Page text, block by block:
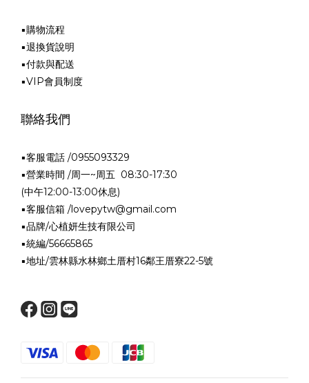
▪購物流程
▪退換貨說明
▪付款與配送
▪VIP會員制度
聯絡我們
▪客服電話 /0955093329
▪營業時間 /周一~周五 08:30-17:30
(中午12:00-13:00休息)
▪客服信箱 /lovepytw@gmail.com
▪品牌/心植妍生技有限公司
▪統編/56665865
▪地址/雲林縣水林鄉土厝村16鄰王厝寮22-5號